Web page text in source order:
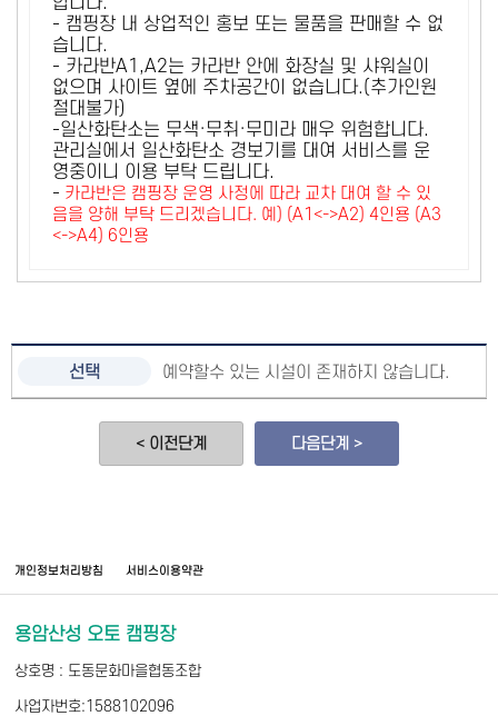
- 캠핑장 내 상업적인 홍보 또는 물품을 판매할 수 없
습니다.
- 카라반A1,A2는 카라반 안에 화장실 및 샤워실이
없으며 사이트 옆에 주차공간이 없습니다.(추가인원
절대불가)
-일산화탄소는 무색·무취·무미라 매우 위험합니다.
관리실에서 일산화탄소 경보기를 대여 서비스를 운
영중이니 이용 부탁 드립니다.
- 카라반은 캠핑장 운영 사정에 따라 교차 대여 할 수 있
음을 양해 부탁 드리겠습니다. 예) (A1<->A2) 4인용 (A3
<->A4) 6인용
예약할수 있는 시설이 존재하지 않습니다.
< 이전단계 다음단계 >
개인정보처리방침 서비스이용약관
용암산성 오토 캠핑장
상호명 : 도동문화마을협동조합
사업자번호:1588102096